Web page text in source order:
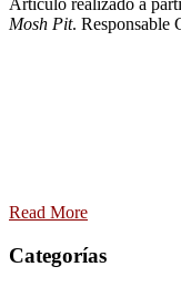
Artículo realizado a
Mosh Pit. Responsable
Read More
Categorías